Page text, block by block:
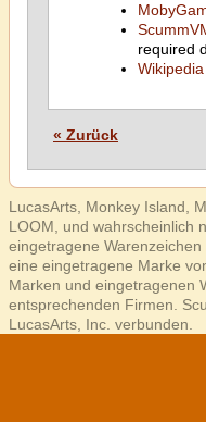
required
Wikipedia
« Zurück
LucasArts, Monkey Island,
LOOM, und wahrscheinlich
eingetragene Warenzeichen
eine eingetragene Marke
Marken und eingetragenen
entsprechenden Firmen.
LucasArts, Inc. verbunden.